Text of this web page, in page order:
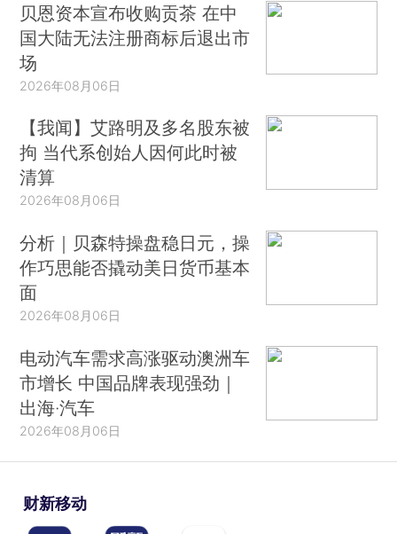
贝恩资本宣布收购贡茶 在中
国大陆无法注册商标后退出市
场
2026年08月06日
【我闻】艾路明及多名股东被
拘 当代系创始人因何此时被
清算
2026年08月06日
分析｜贝森特操盘稳日元，操
作巧思能否撬动美日货币基本
面
2026年08月06日
电动汽车需求高涨驱动澳洲车
市增长 中国品牌表现强劲｜
出海·汽车
2026年08月06日
财新移动